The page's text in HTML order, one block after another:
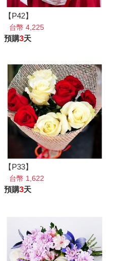
【P42】
台幣 4,225
預購3天
【P33】
台幣 1,622
預購3天